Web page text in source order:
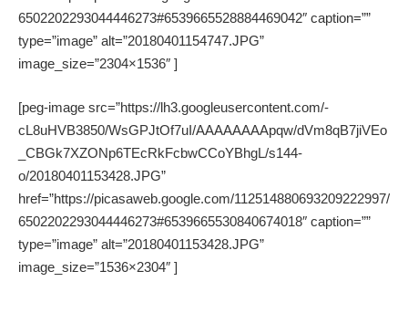
6502202293044446273#6539665528884469042″ caption=””
type=”image” alt=”20180401154747.JPG”
image_size=”2304×1536″ ]
[peg-image src=”https://lh3.googleusercontent.com/-
cL8uHVB3850/WsGPJtOf7uI/AAAAAAAApqw/dVm8qB7jiVEo
_CBGk7XZONp6TEcRkFcbwCCoYBhgL/s144-
o/20180401153428.JPG”
href=”https://picasaweb.google.com/112514880693209222997/
6502202293044446273#6539665530840674018″ caption=””
type=”image” alt=”20180401153428.JPG”
image_size=”1536×2304″ ]